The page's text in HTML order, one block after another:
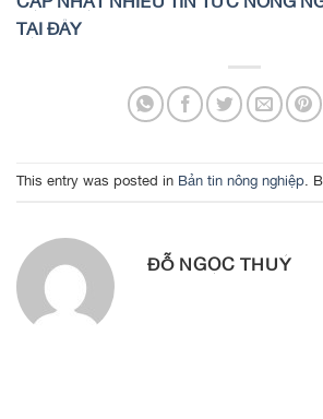
TẠI ĐÂY
This entry was posted in Bản tin nông nghiệp.
ĐỖ NGỌC THUÝ